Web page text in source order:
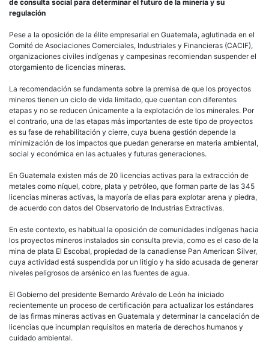
de consulta social para determinar el futuro de la minería y su
regulación
Pese a la oposición de la élite empresarial en Guatemala, aglutinada en el
Comité de Asociaciones Comerciales, Industriales y Financieras (CACIF),
organizaciones civiles indígenas y campesinas recomiendan suspender el
otorgamiento de licencias mineras.
La recomendación se fundamenta sobre la premisa de que los proyectos
mineros tienen un ciclo de vida limitado, que cuentan con diferentes
etapas y no se reducen únicamente a la explotación de los minerales. Por
el contrario, una de las etapas más importantes de este tipo de proyectos
es su fase de rehabilitación y cierre, cuya buena gestión depende la
minimización de los impactos que puedan generarse en materia ambiental,
social y económica en las actuales y futuras generaciones.
En Guatemala existen más de 20 licencias activas para la extracción de
metales como níquel, cobre, plata y petróleo, que forman parte de las 345
licencias mineras activas, la mayoría de ellas para explotar arena y piedra,
de acuerdo con datos del Observatorio de Industrias Extractivas.
En este contexto, es habitual la oposición de comunidades indígenas hacia
los proyectos mineros instalados sin consulta previa, como es el caso de la
mina de plata El Escobal, propiedad de la canadiense Pan American Silver,
cuya actividad está suspendida por un litigio y ha sido acusada de generar
niveles peligrosos de arsénico en las fuentes de agua.
El Gobierno del presidente Bernardo Arévalo de León ha iniciado
recientemente un proceso de certificación para actualizar los estándares
de las firmas mineras activas en Guatemala y determinar la cancelación de
licencias que incumplan requisitos en materia de derechos humanos y
cuidado ambiental.